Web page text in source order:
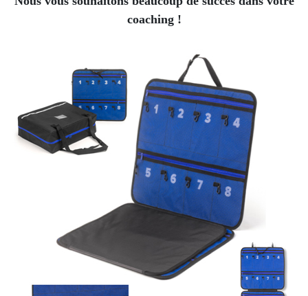
coaching !